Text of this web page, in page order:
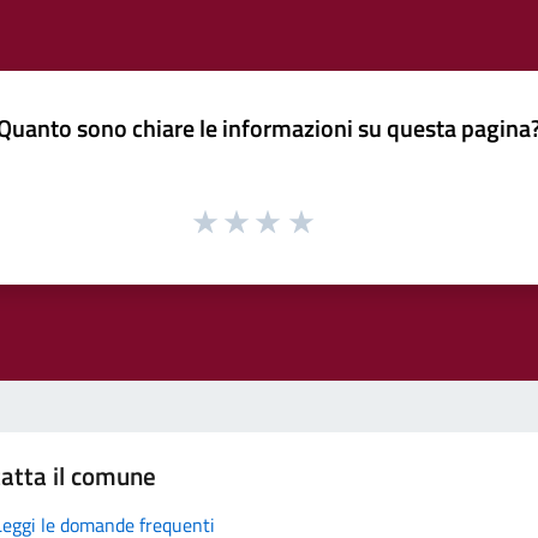
sono chiare le informazioni su questa
il comune
le domande frequenti